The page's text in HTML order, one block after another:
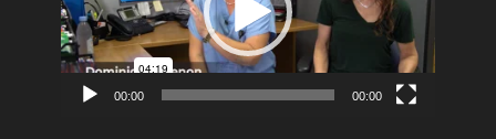
00:00 00:00